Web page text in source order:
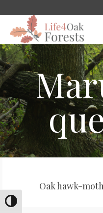
Toggle High Contrast
Oak hawk-